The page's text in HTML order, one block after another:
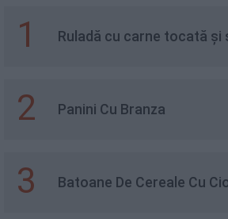
1 Ruladă cu carne tocată și
2 Panini Cu Branza
3 Batoane De Cereale Cu